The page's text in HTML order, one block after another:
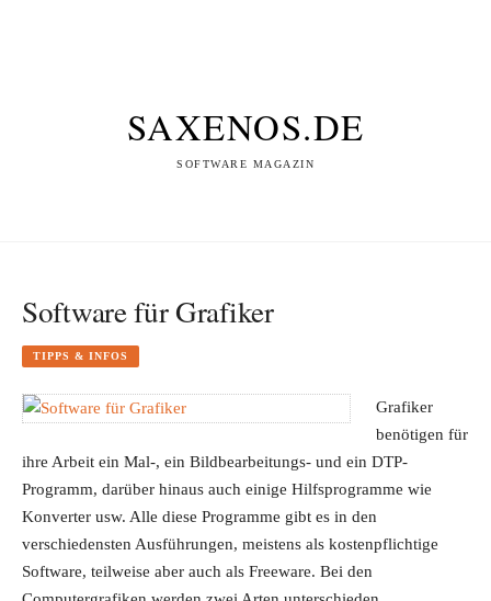
SAXENOS.DE
SOFTWARE MAGAZIN
Software für Grafiker
TIPPS & INFOS
Grafiker
benötigen für
ihre Arbeit ein Mal-, ein Bildbearbeitungs- und ein DTP-
Programm, darüber hinaus auch einige Hilfsprogramme wie
Konverter usw. Alle diese Programme gibt es in den
verschiedensten Ausführungen, meistens als kostenpflichtige
Software, teilweise aber auch als Freeware. Bei den